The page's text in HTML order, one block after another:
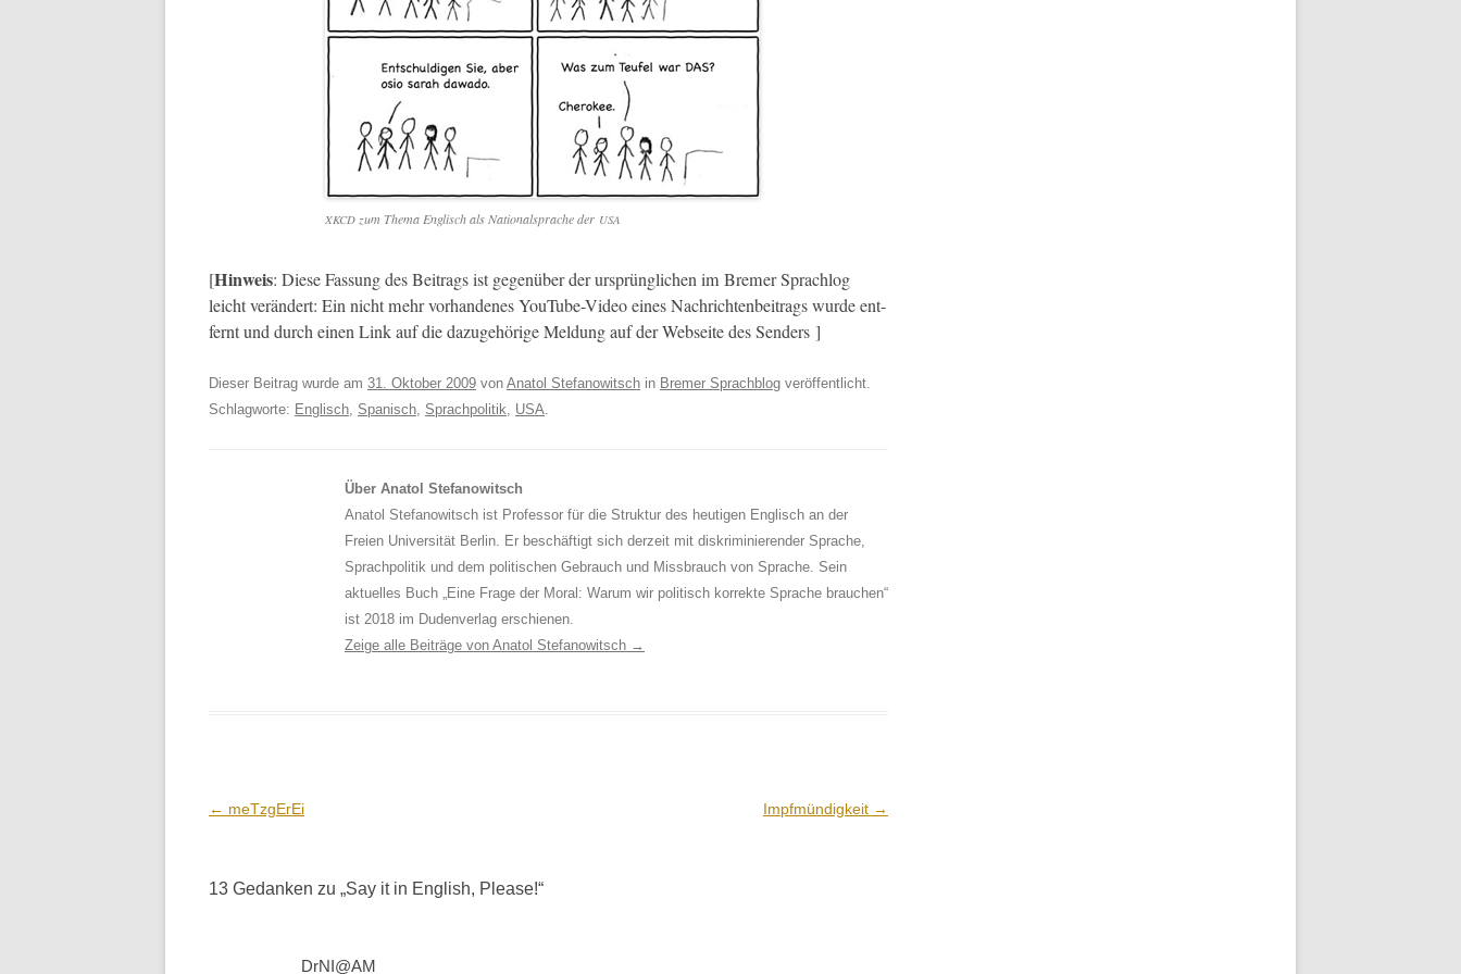
XKCD zum The­ma Englisch als Nation­al­sprache der USA
[Hin­weis: Diese Fas­sung des Beitrags ist gegenüber der ursprünglichen im Bre­mer Sprachlog
leicht verän­dert: Ein nicht mehr vorhan­denes YouTube-Video eines Nachricht­en­beitrags wurde ent­
fer­nt und durch einen Link auf die dazuge­hörige Mel­dung auf der Web­seite des Senders ]
Dieser Beitrag wurde am 31. Oktober 2009 von Anatol Stefanowitsch in Bremer Sprachblog veröffentlicht.
Schlagworte: Englisch, Spanisch, Sprachpolitik, USA.
Über Anatol Stefanowitsch
Anatol Stefanowitsch ist Professor für die Struktur des heutigen Englisch an der
Freien Universität Berlin. Er beschäftigt sich derzeit mit diskriminierender Sprache,
Sprachpolitik und dem politischen Gebrauch und Missbrauch von Sprache. Sein
aktuelles Buch „Eine Frage der Moral: Warum wir politisch korrekte Sprache brauchen“
ist 2018 im Dudenverlag erschienen.
Zeige alle Beiträge von Anatol Stefanowitsch →
Beitrags-
← meTzgErEi Impfmündigkeit →
13 Gedanken zu „Say it in English, Please!“
DrNI@AM